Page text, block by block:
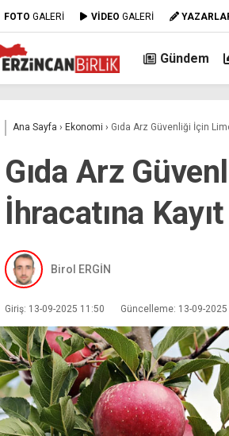
FOTO GALERİ VİDEO GALERİ
Gündem
Ana Sayfa › Ekonomi › Gıda Arz Güvenliği İçin
Gıda Arz
İhracatına
Birol ERGİN
Giriş: 13-09-2025 11:50 Güncelleme: 13-09-2025